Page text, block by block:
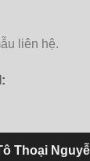
liên hệ.
Thoại